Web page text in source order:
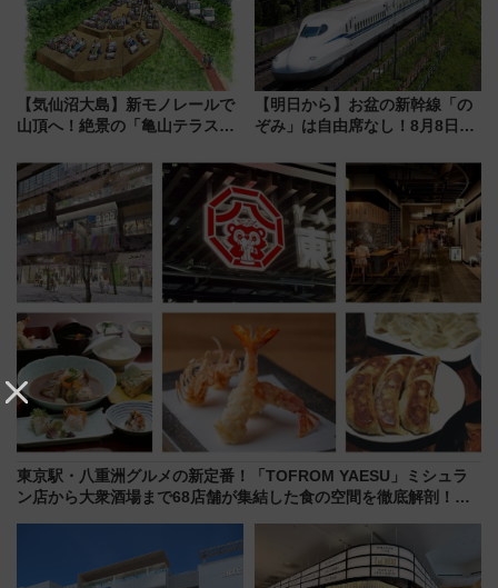
【気仙沼大島】新モノレールで
山頂へ！絶景の「亀山テラス
暇村のお得な日帰りプランも登
場
【明日から】お盆の新幹線「の
ぞみ」は自由席なし！8月8日午
せば空きが見つかることも 混
雑避ける「空席」探しのコツ
東京駅・八重洲グルメの新定番！「TOFROM YAESU」ミシュラ
ン店から大衆酒場まで68店舗が集結した食の空間を徹底解剖！